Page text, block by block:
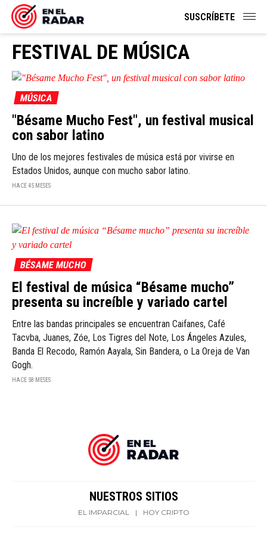
SUSCRÍBETE
FESTIVAL DE MÚSICA
MÚSICA
"Bésame Mucho Fest", un festival musical
con sabor latino
Uno de los mejores festivales de música está por vivirse en
Estados Unidos, aunque con mucho sabor latino.
HACE 45 MESES
BÉSAME MUCHO
El festival de música “Bésame mucho”
presenta su increíble y variado cartel
Entre las bandas principales se encuentran Caifanes, Café
Tacvba, Juanes, Zóe, Los Tigres del Note, Los Ángeles Azules,
Banda El Recodo, Ramón Aayala, Sin Bandera, o La Oreja de Van
Gogh.
HACE 58 MESES
NUESTROS SITIOS
EL IMPARCIAL | HOY CRIPTO